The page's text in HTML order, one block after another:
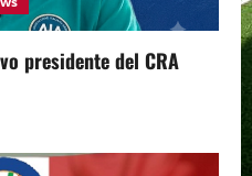
presidente del CRA